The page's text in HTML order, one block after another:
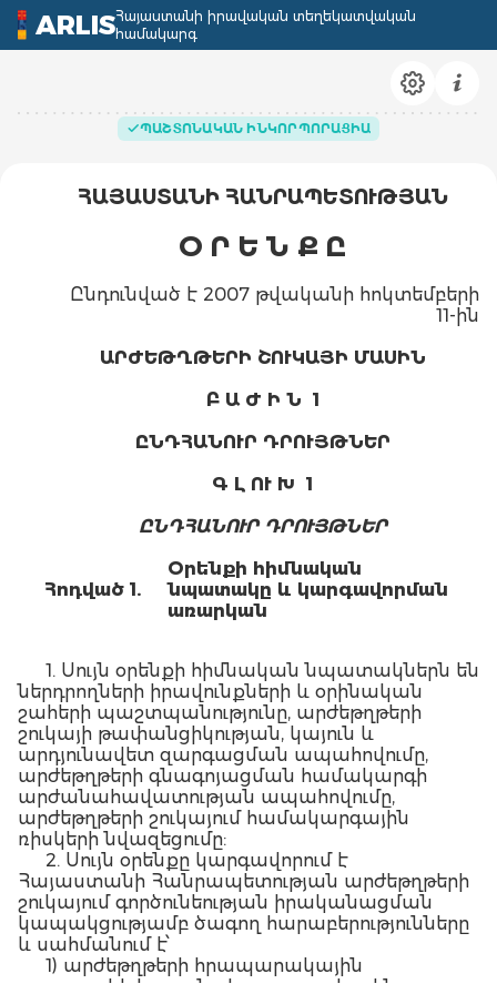
ARLISՀայաստանի իրավական տեղեկատվական
համակարգ
ՊԱՇՏՈՆԱԿԱՆ ԻՆԿՈՐՊՈՐԱՑԻԱ
ՀԱՅԱՍՏԱՆԻ ՀԱՆՐԱՊԵՏՈՒԹՅԱՆ
Օ Ր Ե Ն Ք Ը
Ընդունված է 2007 թվականի հոկտեմբերի
11-ին
ԱՐԺԵԹՂԹԵՐԻ ՇՈՒԿԱՅԻ ՄԱՍԻՆ
Բ Ա Ժ Ի Ն 1
ԸՆԴՀԱՆՈՒՐ ԴՐՈՒՅԹՆԵՐ
Գ Լ ՈՒ Խ 1
ԸՆԴՀԱՆՈՒՐ ԴՐՈՒՅԹՆԵՐ
Հոդված 1.
Օրենքի հիմնական
նպատակը և կարգավորման
առարկան
1. Սույն օրենքի հիմնական նպատակներն են
ներդրողների իրավունքների և օրինական
շահերի պաշտպանությունը, արժեթղթերի
շուկայի թափանցիկության, կայուն և
արդյունավետ զարգացման ապահովումը,
արժեթղթերի գնագոյացման համակարգի
արժանահավատության ապահովումը,
արժեթղթերի շուկայում համակարգային
ռիսկերի նվազեցումը:
2. Սույն օրենքը կարգավորում է
Հայաստանի Հանրապետության արժեթղթերի
շուկայում գործունեության իրականացման
կապակցությամբ ծագող հարաբերությունները
և սահմանում է՝
1) արժեթղթերի հրապարակային
առաջարկի և դրանց հրապարակային